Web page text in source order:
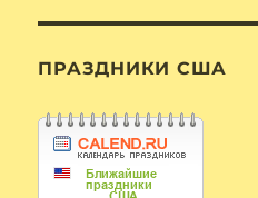
ПРАЗДНИКИ США